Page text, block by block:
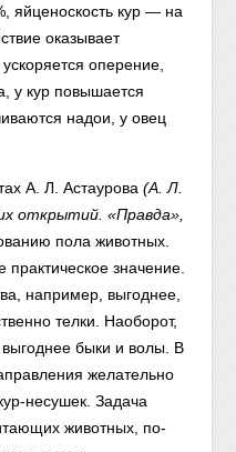
яйценоскость кур — на
оказывает
оперение,
у кур повышается
надои, у овец
А. Л. Астаурова(А. Л.
открытий. «Правда»,
пола животных.
значение.
например, выгоднее,
телки. Наоборот,
выгоднее быки и волы. В
желательно
несушек. Задача
животных, по-